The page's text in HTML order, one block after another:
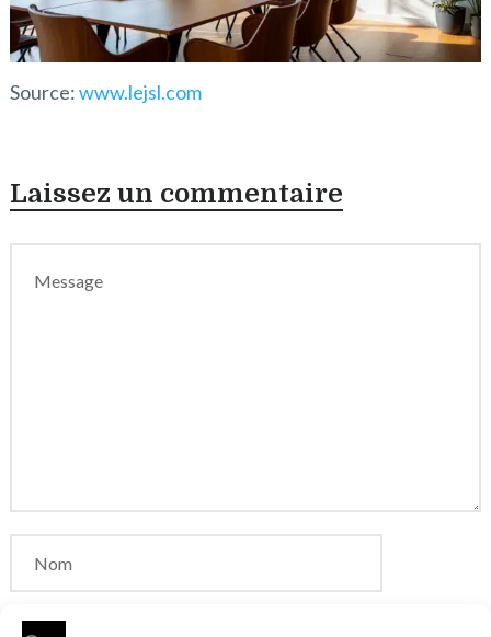
Source:www.lejsl.com
Laissez un commentaire